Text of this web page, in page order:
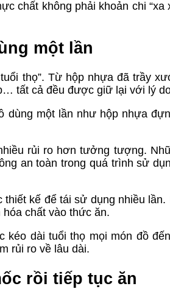
chất không phải khoản chi “xa
một lần
thọ”. Từ hộp nhựa đã trầy
tất cả đều được giữ lại với lý
dùng một lần như hộp nhựa
rủi ro hơn tưởng tượng.
an toàn trong quá trình sử
kế để tái sử dụng nhiều
chất vào thức ăn.
dài tuổi thọ mọi món đồ
rủi ro về lâu dài.
rồi tiếp tục ăn